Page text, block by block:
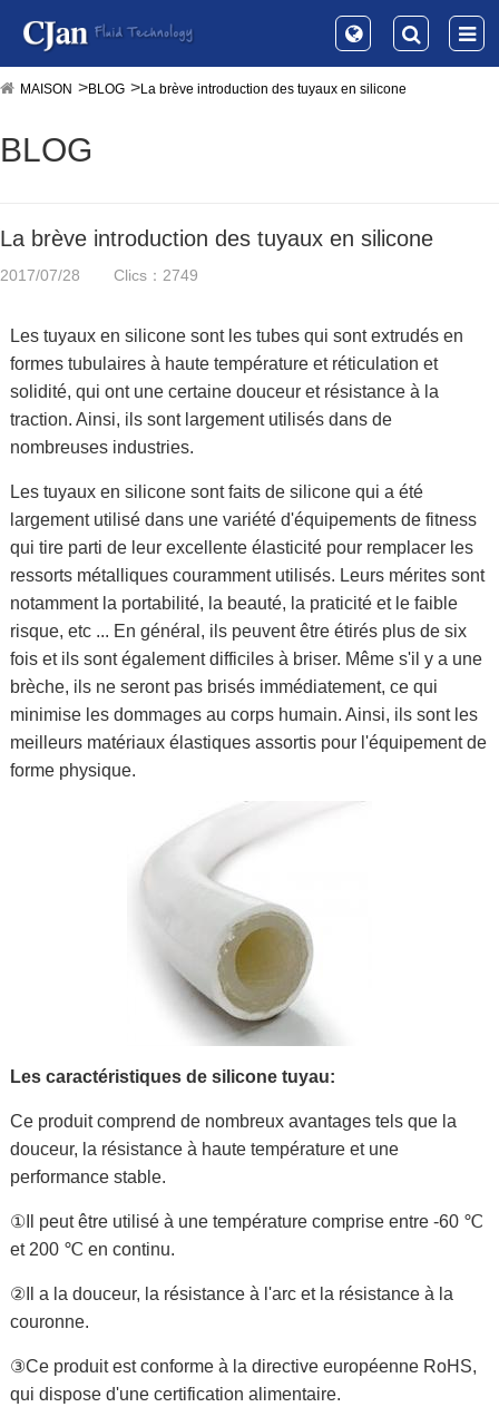
MAISON BLOG La brève introduction des tuyaux en silicone
BLOG
La brève introduction des tuyaux en silicone
2017/07/28 Clics：2749
Les tuyaux en silicone sont les tubes qui sont extrudés en
formes tubulaires à haute température et réticulation et
solidité, qui ont une certaine douceur et résistance à la
traction. Ainsi, ils sont largement utilisés dans de
nombreuses industries.
Les tuyaux en silicone sont faits de silicone qui a été
largement utilisé dans une variété d'équipements de fitness
qui tire parti de leur excellente élasticité pour remplacer les
ressorts métalliques couramment utilisés. Leurs mérites sont
notamment la portabilité, la beauté, la praticité et le faible
risque, etc ... En général, ils peuvent être étirés plus de six
fois et ils sont également difficiles à briser. Même s'il y a une
brèche, ils ne seront pas brisés immédiatement, ce qui
minimise les dommages au corps humain. Ainsi, ils sont les
meilleurs matériaux élastiques assortis pour l'équipement de
forme physique.
Les caractéristiques de silicone tuyau:
Ce produit comprend de nombreux avantages tels que la
douceur, la résistance à haute température et une
performance stable.
①Il peut être utilisé à une température comprise entre -60 ℃
et 200 ℃ en continu.
②Il a la douceur, la résistance à l'arc et la résistance à la
couronne.
③Ce produit est conforme à la directive européenne RoHS,
qui dispose d'une certification alimentaire.